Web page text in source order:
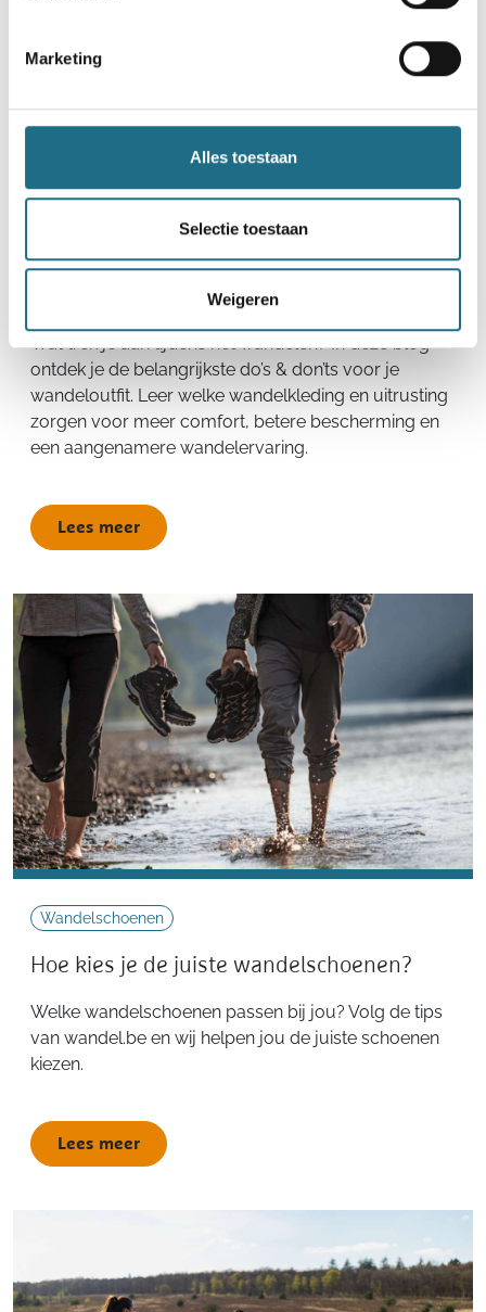
Marketing
Alles toestaan
Selectie toestaan
Weigeren
Wat trek je aan tijdens het wandelen? De
belangrijkste do's & don'ts voor je
Wat trek je aan tijdens het wandelen? In deze blog
ontdek je de belangrijkste do’s & don’ts voor je
wandeloutfit. Leer welke wandelkleding en uitrusting
zorgen voor meer comfort, betere bescherming en
een aangenamere wandelervaring.
Lees meer
Wandelschoenen
Hoe kies je de juiste wandelschoenen?
Welke wandelschoenen passen bij jou? Volg de tips
van wandel.be en wij helpen jou de juiste schoenen
kiezen.
Lees meer